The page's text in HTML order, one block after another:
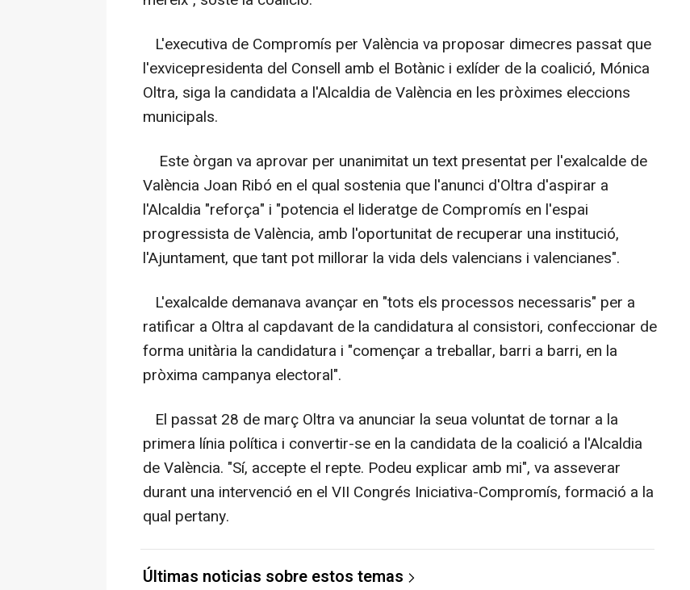
L'executiva de Compromís per València va proposar dimecres passat que
l'exvicepresidenta del Consell amb el Botànic i exlíder de la coalició, Mónica
Oltra, siga la candidata a l'Alcaldia de València en les pròximes eleccions
municipals.
Este òrgan va aprovar per unanimitat un text presentat per l'exalcalde de
València Joan Ribó en el qual sostenia que l'anunci d'Oltra d'aspirar a
l'Alcaldia "reforça" i "potencia el lideratge de Compromís en l'espai
progressista de València, amb l'oportunitat de recuperar una institució,
l'Ajuntament, que tant pot millorar la vida dels valencians i valencianes".
L'exalcalde demanava avançar en "tots els processos necessaris" per a
ratificar a Oltra al capdavant de la candidatura al consistori, confeccionar de
forma unitària la candidatura i "començar a treballar, barri a barri, en la
pròxima campanya electoral".
El passat 28 de març Oltra va anunciar la seua voluntat de tornar a la
primera línia política i convertir-se en la candidata de la coalició a l'Alcaldia
de València. "Sí, accepte el repte. Podeu explicar amb mi", va asseverar
durant una intervenció en el VII Congrés Iniciativa-Compromís, formació a la
qual pertany.
Últimas noticias sobre estos temas